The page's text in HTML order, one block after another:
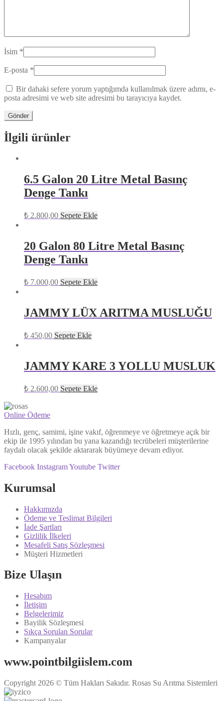
İsim *
E-posta *
Bir dahaki sefere yorum yaptığımda kullanılmak üzere adımı, e-
posta adresimi ve web site adresimi bu tarayıcıya kaydet.
İlgili ürünler
6.5 Galon 20 Litre Metal Basınç
Denge Tankı
₺ 2.800,00 Sepete Ekle
20 Galon 80 Litre Metal Basınç
Denge Tankı
₺ 7.000,00 Sepete Ekle
JAMMY LÜX ARITMA MUSLUĞU
₺ 450,00 Sepete Ekle
JAMMY KARE 3 YOLLU MUSLUK
₺ 2.600,00 Sepete Ekle
Online Ödeme
Hızlı, genç, samimi, işine vakıf, öğrenmeye ve öğretmeye açık bir
ekip ile 1995 yılından bu yana kazandığı tecrübeleri müşterilerine
faydalı olacak şekilde aktararak büyümeye devam ediyor.
Facebook InstagramYoutube Twitter
Kurumsal
Hakkımızda
Ödeme ve Teslimat Bilgileri
İade Şartları
Gizlilik İlkeleri
Mesafeli Satış Sözleşmesi
Müşteri Hizmetleri
Bize Ulaşın
Hesabım
İletişim
Belgelerimiz
Bayilik Sözleşmesi
Sıkça Sorulan Sorular
Kampanyalar
www.pointbilgiislem.com
Copyright 2026 © Tüm Hakları Sakıdır. Rosas Su Arıtma Sistemleri